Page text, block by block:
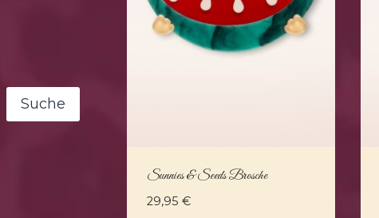
Sunnies & Seeds Brosche
29,95 €
Suche